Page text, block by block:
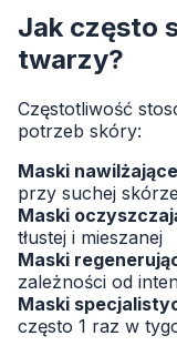
Jak często
twarzy?
Częstotliwość
potrzeb skóry:
Maski
przy suchej skórze
Maski
tłustej i mieszanej
Maski
zależności od
Maski
często 1 raz w